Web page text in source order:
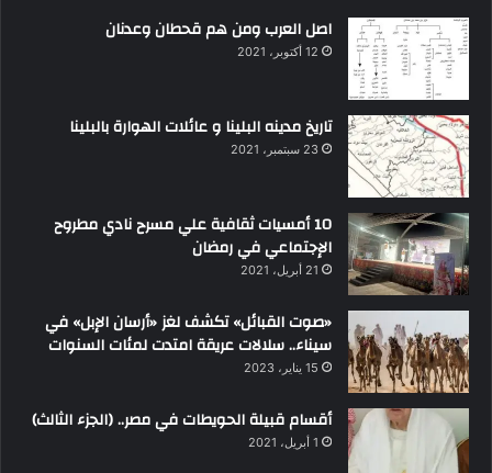
اصل العرب ومن هم قحطان وعدنان
12 أكتوبر، 2021
تاريخ مدينه البلينا و عائلات الهوارة بالبلينا
23 سبتمبر، 2021
10 أمسيات ثقافية علي مسرح نادي مطروح
الإجتماعي في رمضان
21 أبريل، 2021
«صوت القبائل» تكشف لغز «أرسان الإبل» في
سيناء.. سلالات عريقة امتدت لمئات السنوات
15 يناير، 2023
أقسام قبيلة الحويطات في مصر.. (الجزء الثالث)
1 أبريل، 2021